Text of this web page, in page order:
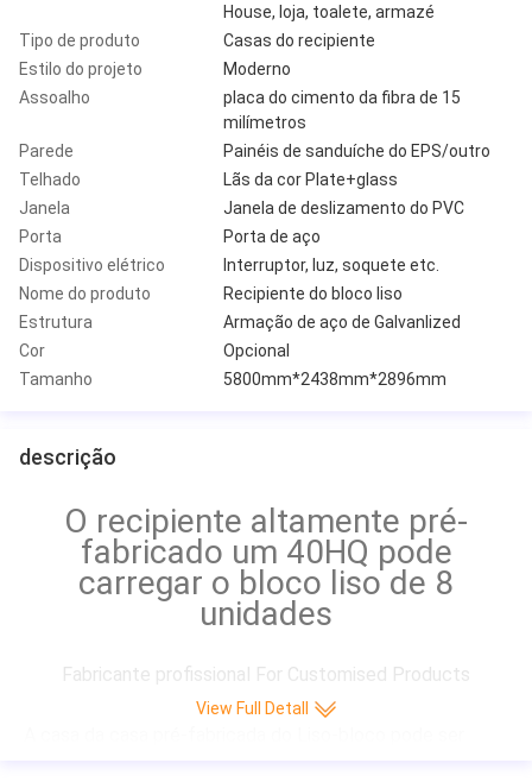
House, loja, toalete, armazé
Tipo de produto
Casas do recipiente
Estilo do projeto
Moderno
Assoalho
placa do cimento da fibra de 15
milímetros
Parede
Painéis de sanduíche do EPS/outro
Telhado
Lãs da cor Plate+glass
Janela
Janela de deslizamento do PVC
Porta
Porta de aço
Dispositivo elétrico
Interruptor, luz, soquete etc.
Nome do produto
Recipiente do bloco liso
Estrutura
Armação de aço de Galvanlized
Cor
Opcional
Tamanho
5800mm*2438mm*2896mm
descrição
O recipiente altamente pré-
fabricado um 40HQ pode
carregar o bloco liso de 8
unidades
Fabricante profissional For Customised Products
View Full Detall